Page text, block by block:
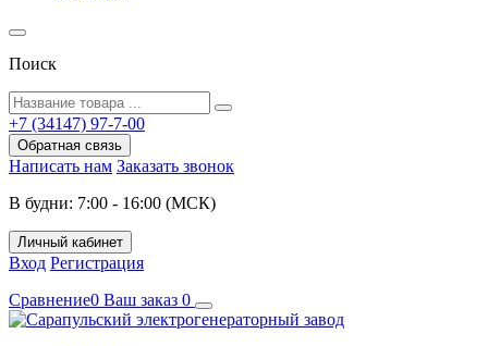
Поиск
+7 (34147) 97-7-00
Обратная связь
Написать нам Заказать звонок
В будни: 7:00 - 16:00 (МСК)
Личный кабинет
Вход Регистрация
Сравнение0 Ваш заказ 0